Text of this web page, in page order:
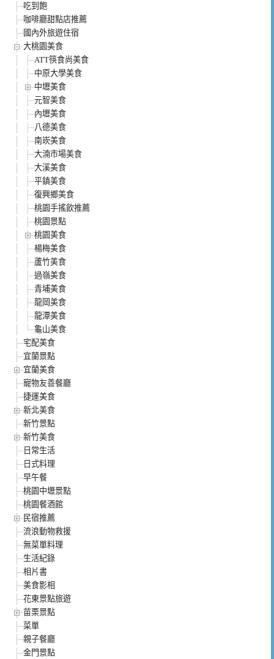
吃到飽
咖啡廳甜點店推薦
國內外旅遊住宿
大桃園美食
ATT筷食尚美食
中原大學美食
中壢美食
元智美食
內壢美食
八德美食
南崁美食
大湳市場美食
大溪美食
平鎮美食
復興鄉美食
桃園手搖飲推薦
桃園景點
桃園美食
楊梅美食
蘆竹美食
過嶺美食
青埔美食
龍岡美食
龍潭美食
龜山美食
宅配美食
宜蘭景點
宜蘭美食
寵物友善餐廳
捷運美食
新北美食
新竹景點
新竹美食
日常生活
日式料理
早午餐
桃園中壢景點
桃園餐酒館
民宿推薦
流浪動物救援
無菜單料理
生活紀錄
相片書
美食影相
花東景點旅遊
苗栗景點
菜單
親子餐廳
金門景點